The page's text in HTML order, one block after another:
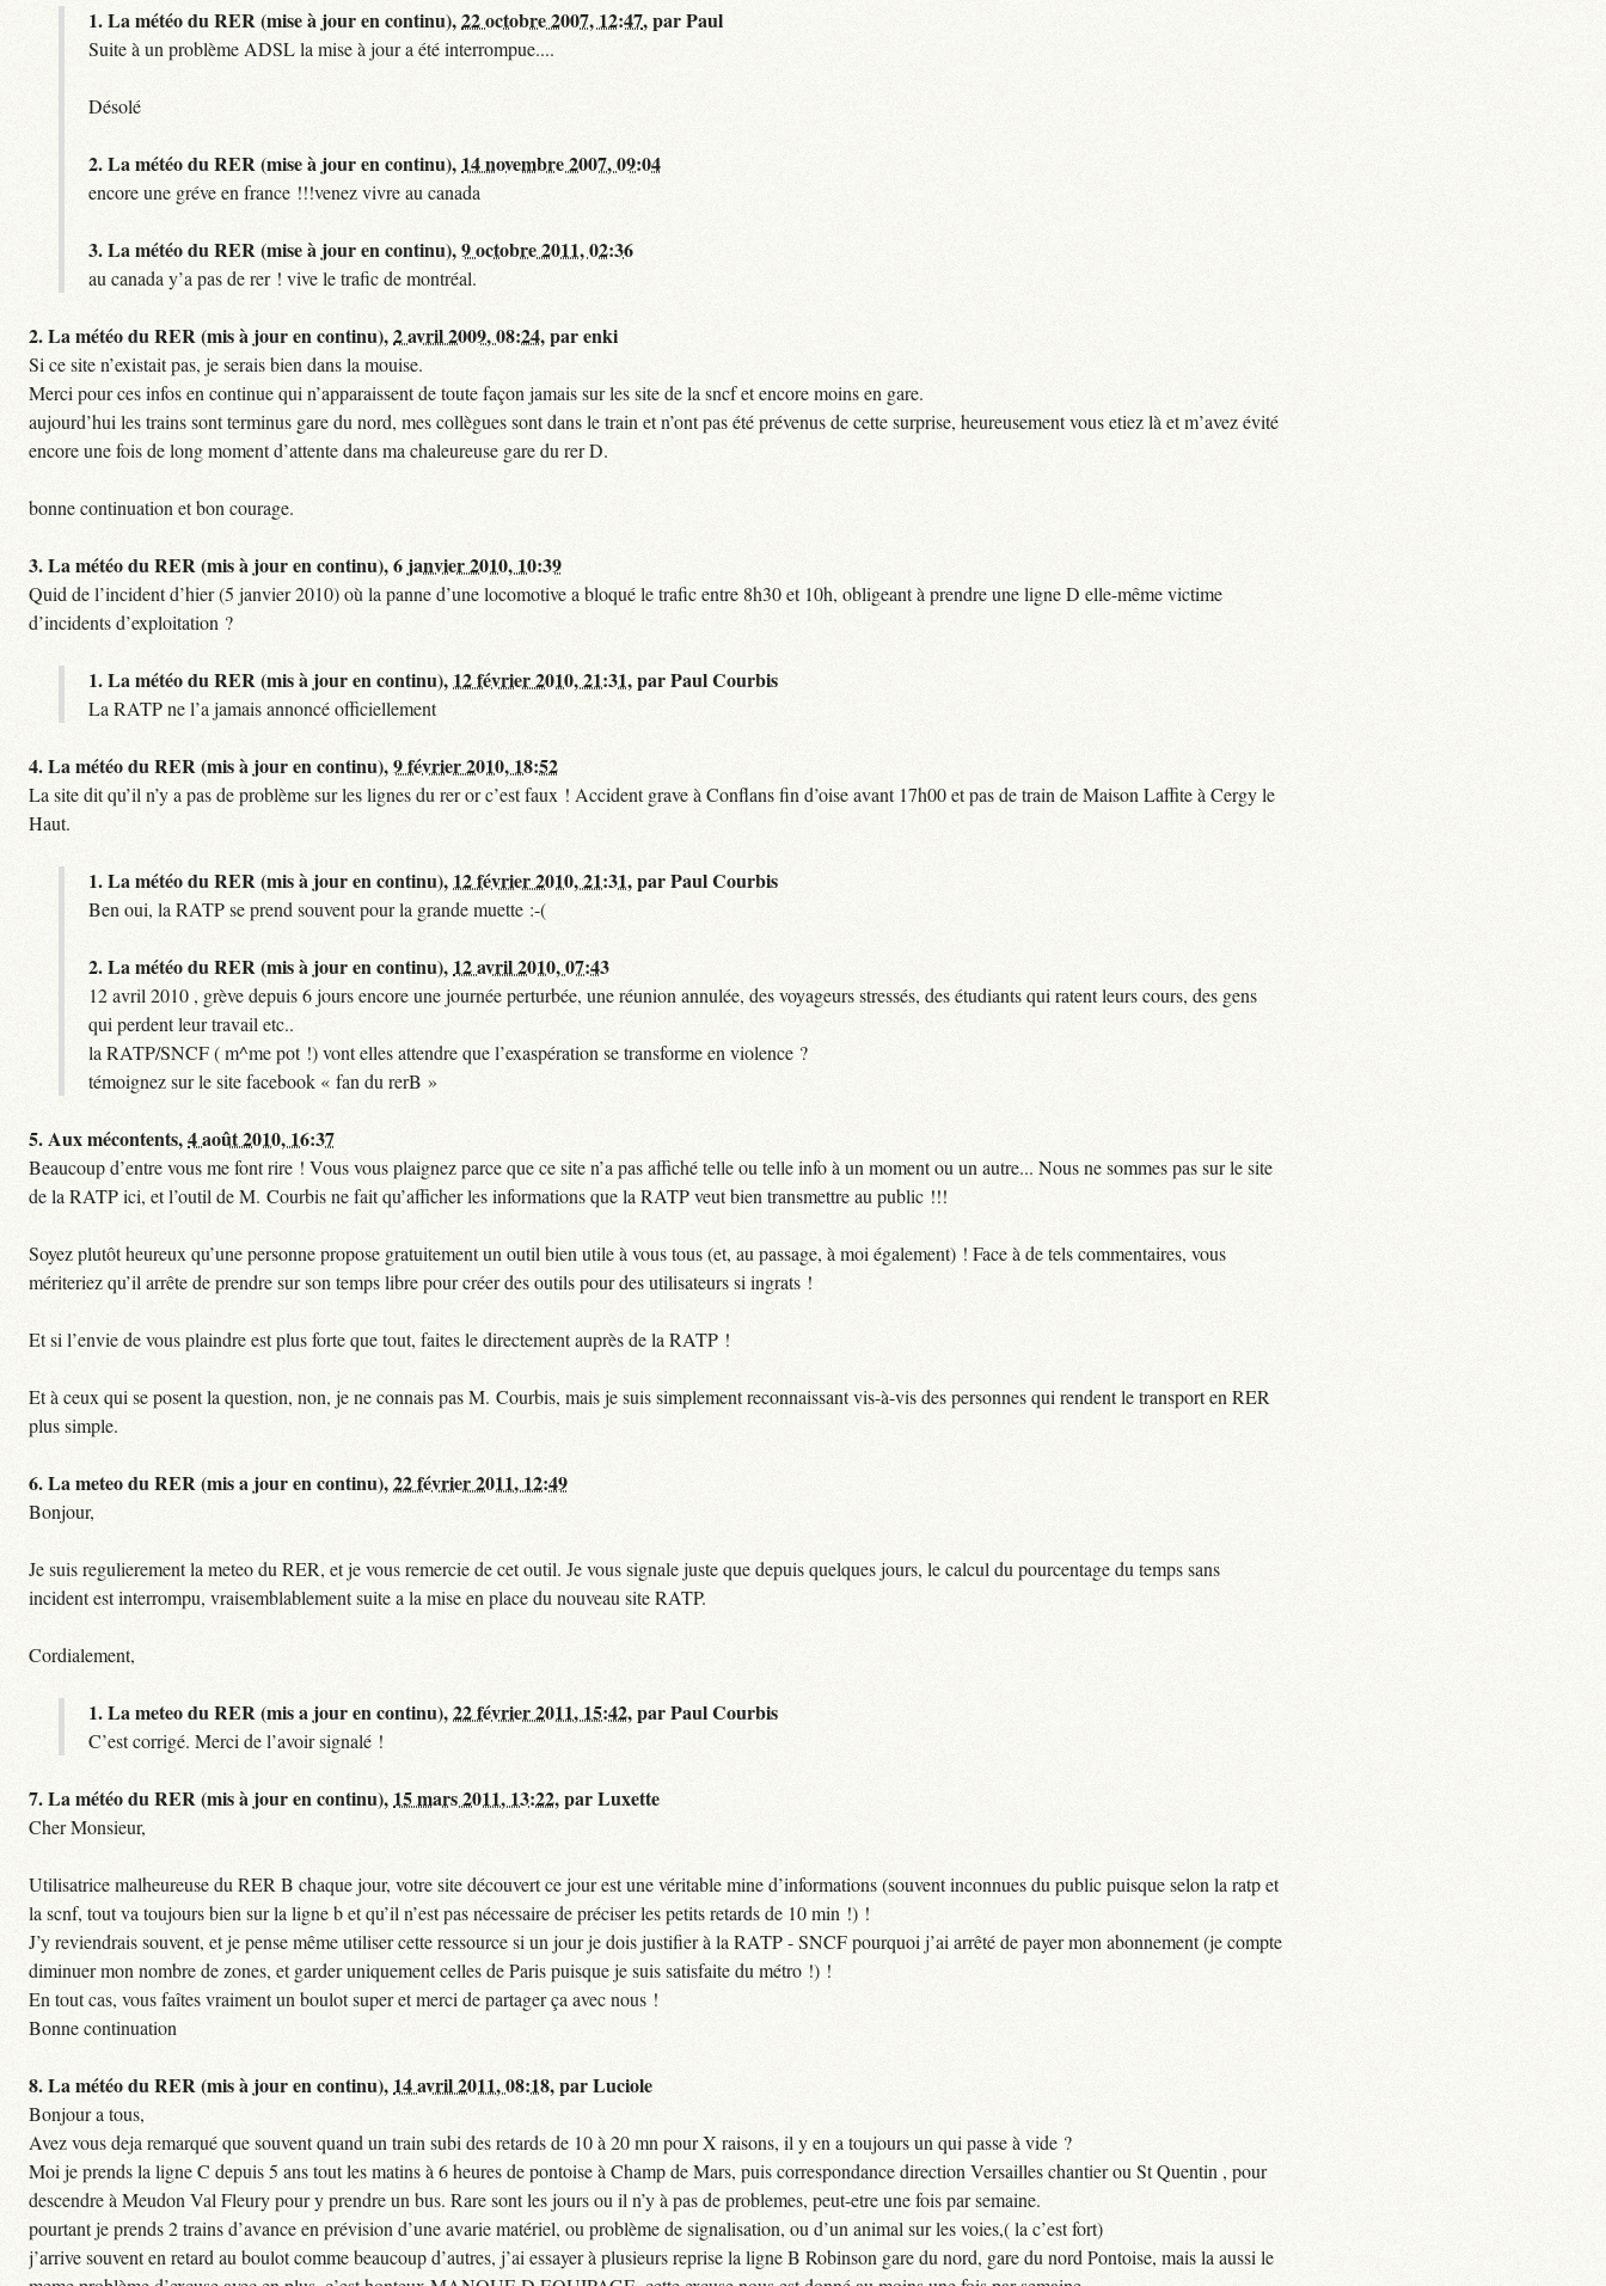
1.La météo du RER (mise à jour en continu),22 octobre 2007, 12:47,parPaul
Suite à un problème ADSL la mise à jour a été interrompue....
Désolé
2.La météo du RER (mise à jour en continu), 14 novembre 2007, 09:04
encore une gréve en france !!!venez vivre au canada
3.La météo du RER (mise à jour en continu),9 octobre 2011, 02:36
au canada y’a pas de rer ! vive le trafic de montréal.
2.La météo du RER (mis à jour en continu),2 avril 2009, 08:24,parenki
Si ce site n’existait pas, je serais bien dans la mouise.
Merci pour ces infos en continue qui n’apparaissent de toute façon jamais sur les site de la sncf et encore moins en gare.
aujourd’hui les trains sont terminus gare du nord, mes collègues sont dans le train et n’ont pas été prévenus de cette surprise, heureusement vous etiez là et m’avez évité
encore une fois de long moment d’attente dans ma chaleureuse gare du rer D.
bonne continuation et bon courage.
3.La météo du RER (mis à jour en continu),6 janvier 2010, 10:39
Quid de l’incident d’hier (5 janvier 2010) où la panne d’une locomotive a bloqué le trafic entre 8h30 et 10h, obligeant à prendre une ligne D elle-même victime
d’incidents d’exploitation ?
1.La météo du RER (mis à jour en continu), 12 février 2010, 21:31,parPaul Courbis
La RATP ne l’a jamais annoncé officiellement
4.La météo du RER (mis à jour en continu),9 février 2010, 18:52
La site dit qu’il n’y a pas de problème sur les lignes du rer or c’est faux ! Accident grave à Conflans fin d’oise avant 17h00 et pas de train de Maison Laffite à Cergy le
Haut.
1.La météo du RER (mis à jour en continu), 12 février 2010, 21:31,parPaul Courbis
Ben oui, la RATP se prend souvent pour la grande muette :-(
2.La météo du RER (mis à jour en continu), 12 avril 2010, 07:43
12 avril 2010 , grève depuis 6 jours encore une journée perturbée, une réunion annulée, des voyageurs stressés, des étudiants qui ratent leurs cours, des gens
qui perdent leur travail etc..
la RATP/SNCF ( m^me pot !) vont elles attendre que l’exaspération se transforme en violence ?
témoignez sur le site facebook « fan du rerB »
5.Aux mécontents,4 août 2010, 16:37
Beaucoup d’entre vous me font rire ! Vous vous plaignez parce que ce site n’a pas affiché telle ou telle info à un moment ou un autre... Nous ne sommes pas sur le site
de la RATP ici, et l’outil de M. Courbis ne fait qu’afficher les informations que la RATP veut bien transmettre au public !!!
Soyez plutôt heureux qu’une personne propose gratuitement un outil bien utile à vous tous (et, au passage, à moi également) ! Face à de tels commentaires, vous
mériteriez qu’il arrête de prendre sur son temps libre pour créer des outils pour des utilisateurs si ingrats !
Et si l’envie de vous plaindre est plus forte que tout, faites le directement auprès de la RATP !
Et à ceux qui se posent la question, non, je ne connais pas M. Courbis, mais je suis simplement reconnaissant vis-à-vis des personnes qui rendent le transport en RER
plus simple.
6.La meteo du RER (mis a jour en continu),22 février 2011, 12:49
Bonjour,
Je suis regulierement la meteo du RER, et je vous remercie de cet outil. Je vous signale juste que depuis quelques jours, le calcul du pourcentage du temps sans
incident est interrompu, vraisemblablement suite a la mise en place du nouveau site RATP.
Cordialement,
1.La meteo du RER (mis a jour en continu),22 février 2011, 15:42,parPaul Courbis
C’est corrigé. Merci de l’avoir signalé !
7.La météo du RER (mis à jour en continu), 15 mars 2011, 13:22,parLuxette
Cher Monsieur,
Utilisatrice malheureuse du RER B chaque jour, votre site découvert ce jour est une véritable mine d’informations (souvent inconnues du public puisque selon la ratp et
la scnf, tout va toujours bien sur la ligne b et qu’il n’est pas nécessaire de préciser les petits retards de 10 min !) !
J’y reviendrais souvent, et je pense même utiliser cette ressource si un jour je dois justifier à la RATP - SNCF pourquoi j’ai arrêté de payer mon abonnement (je compte
diminuer mon nombre de zones, et garder uniquement celles de Paris puisque je suis satisfaite du métro !) !
En tout cas, vous faîtes vraiment un boulot super et merci de partager ça avec nous !
Bonne continuation
8.La météo du RER (mis à jour en continu), 14 avril 2011, 08:18,parLuciole
Bonjour a tous,
Avez vous deja remarqué que souvent quand un train subi des retards de 10 à 20 mn pour X raisons, il y en a toujours un qui passe à vide ?
Moi je prends la ligne C depuis 5 ans tout les matins à 6 heures de pontoise à Champ de Mars, puis correspondance direction Versailles chantier ou St Quentin , pour
descendre à Meudon Val Fleury pour y prendre un bus. Rare sont les jours ou il n’y à pas de problemes, peut-etre une fois par semaine.
pourtant je prends 2 trains d’avance en prévision d’une avarie matériel, ou problème de signalisation, ou d’un animal sur les voies,( la c’est fort)
j’arrive souvent en retard au boulot comme beaucoup d’autres, j’ai essayer à plusieurs reprise la ligne B Robinson gare du nord, gare du nord Pontoise, mais la aussi le